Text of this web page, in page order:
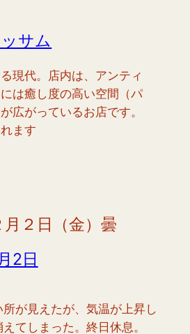
サム
現代。店内は、アンティ
は癒し度の高い空間（パ
広がっているお店です。
ます
月２日（金）曇
2日
が見えたが、気温が上昇し
てしまった。終日休息。